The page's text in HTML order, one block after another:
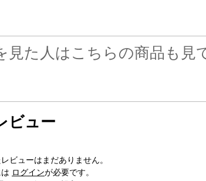
見た人はこちらの商品も見
ビュー
ビューはまだありません。
ログインが必要です。